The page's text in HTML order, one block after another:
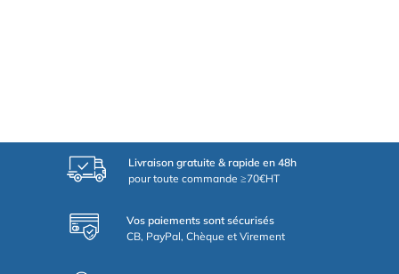
Livraison gratuite & rapide en 48h
pour toute commande ≥70€HT
Vos paiements sont sécurisés
CB, PayPal, Chèque et Virement